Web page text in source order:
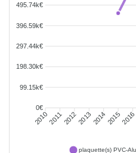
495.74k€
396.59k€
297.44k€
198.30k€
99.15k€
0€
2010201120122013201420152016
plaquette(s) PVC-